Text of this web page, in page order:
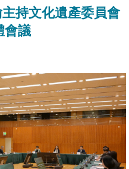
持文化遺產委員會
會議